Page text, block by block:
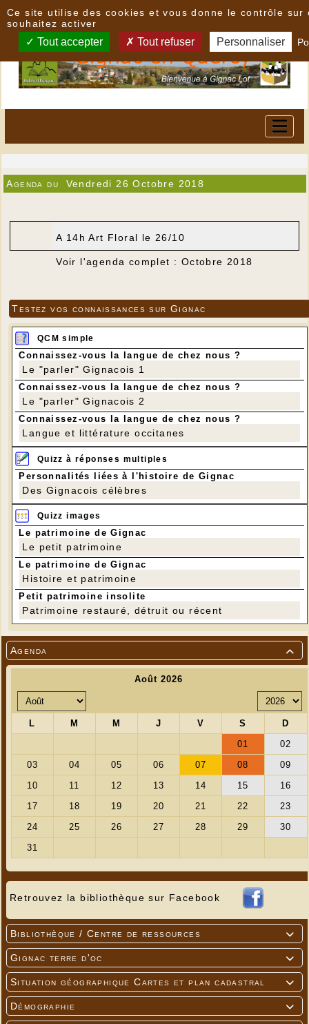

Agenda
Retrouvez la bibliothèque sur Facebook

Bibliothèque / Centre de ressources

Gignac terre d'oc

Situation géographique Cartes et plan cadastral

Démographie
Agenda du Vendredi 26 Octobre 2018
A 14h Art Floral le 26/10
Voir l'agenda complet : Octobre 2018
Testez vos connaissances sur Gignac
QCM simple
Connaissez-vous la langue de chez nous ?
Le "parler" Gignacois 1
Connaissez-vous la langue de chez nous ?
Le "parler" Gignacois 2
Connaissez-vous la langue de chez nous ?
Langue et littérature occitanes
Quizz à réponses multiples
Personnalités liées à l'histoire de Gignac
Des Gignacois célèbres
Quizz images
Le patrimoine de Gignac
Le petit patrimoine
Le patrimoine de Gignac
Histoire et patrimoine
Petit patrimoine insolite
Patrimoine restauré, détruit ou récent
Ce site utilise des cookies et vous donne le contrôle sur
souhaitez activer
Tout accepter Tout refuser Personnaliser